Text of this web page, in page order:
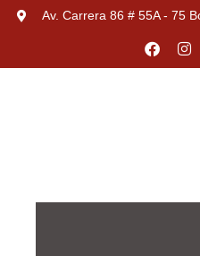
Av. Carrera 86 # 55A - 75